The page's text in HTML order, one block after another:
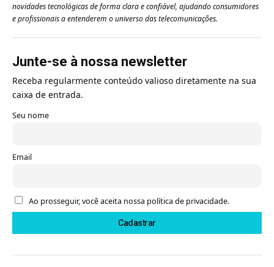
novidades tecnológicas de forma clara e confiável, ajudando consumidores
e profissionais a entenderem o universo das telecomunicações.
Junte-se à nossa newsletter
Receba regularmente conteúdo valioso diretamente na sua
caixa de entrada.
Seu nome
Email
Ao prosseguir, você aceita nossa política de privacidade.